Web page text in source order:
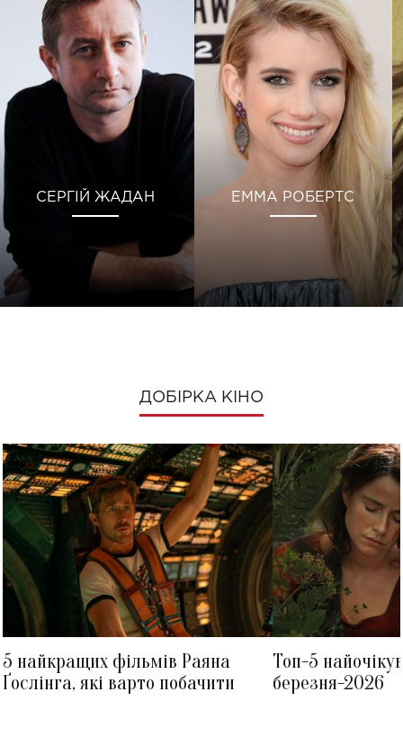
СЕРГІЙ ЖАДАН ЕММА РОБЕРТС
ДОБІРКА КІНО
5 найкращих фільмів Раяна
Ґослінга, які варто побачити
Топ-5
березня-2026